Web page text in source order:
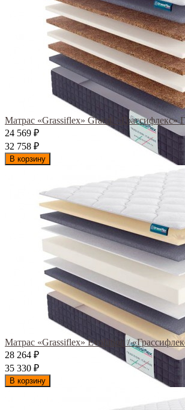
Матрас «Grassiflex» Grand/ «Грассифлекс»
24 569 ₽
32 758 ₽
В корзину
Матрас «Grassiflex» Evolution /
28 264 ₽
35 330 ₽
В корзину